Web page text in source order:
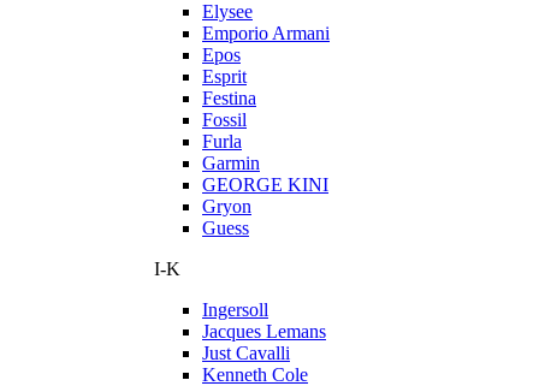
Elysee
Emporio Armani
Epos
Esprit
Festina
Fossil
Furla
Garmin
GEORGE KINI
Gryon
Guess
I-K
Ingersoll
Jacques Lemans
Just Cavalli
Kenneth Cole